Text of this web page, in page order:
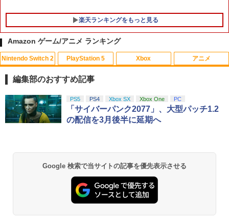
楽天ランキングをもっと見る
1
劇場版「鬼滅の刃」無限城編 第一章 猗
窩座再来(通常版)【Blu-ray】 [ 吾峠呼世
晴 ]
￥3,960
￥6,050
Amazon ゲーム/アニメ ランキング
Nintendo Switch 2
1
スプラトゥーン レイダース|オンライン
コード版
￥5,832
Nintendo Switch 2(日本語・国内専用)
￥55,871
PlayStation 5
1
PlayStation 5 デジタル・エディション
日本語専用 Console Language: Japan
ese only (CFI-2200B01)
プロダクトコード 封入
￥7,286
Xbox
1
【純正品】Xbox ワイヤレス コントロー
ラー + USB-C® ケーブル
￥8,300
【純正品】Xbox ワイヤレス コントロー
￥7,681
アニメ
1
劇場版「鬼滅の刃」無限城編 第一章 猗
窩座再来 通常版 [Blu-ray]
￥3,964
劇場版「鬼滅の刃」無限城編 第一章 猗
窩座再来 通常版 [DVD]
￥3,523
編集部のおすすめ記事
PS5 PS4 Xbox SX Xbox One PC
「サイバーパンク2077」、大型パッチ1.2
の配信を3月後半に延期へ
Google 検索で当サイトの記事を優先表示させる